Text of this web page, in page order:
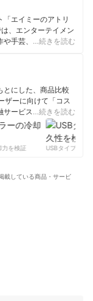
エイミーのアトリ
、エンターテイメン
や手芸、デッサン等
…続きを読む
とにした、商品比較
ザーに向けて「コス
サービス」まで、ベ
毎日コンテンツを制
ール
…続きを読む
を検証
USBタイプCケー
載している商品・サービ